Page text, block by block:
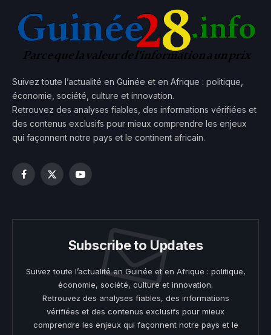
Suivez toute l’actualité en Guinée et en Afrique : politique,
économie, société, culture et innovation.
Retrouvez des analyses fiables, des informations vérifiées et
des contenus exclusifs pour mieux comprendre les enjeux
qui façonnent notre pays et le continent africain.
Facebook
X
YouTube
Subscribe to Updates
Suivez toute l’actualité en Guinée et en Afrique : politique,
économie, société, culture et innovation.
Retrouvez des analyses fiables, des informations
vérifiées et des contenus exclusifs pour mieux
comprendre les enjeux qui façonnent notre pays et le